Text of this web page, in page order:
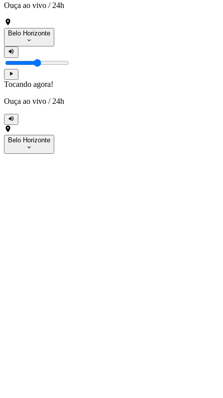
Ouça ao vivo / 24h
Belo Horizonte
Tocando agora!
Ouça ao vivo / 24h
Belo Horizonte